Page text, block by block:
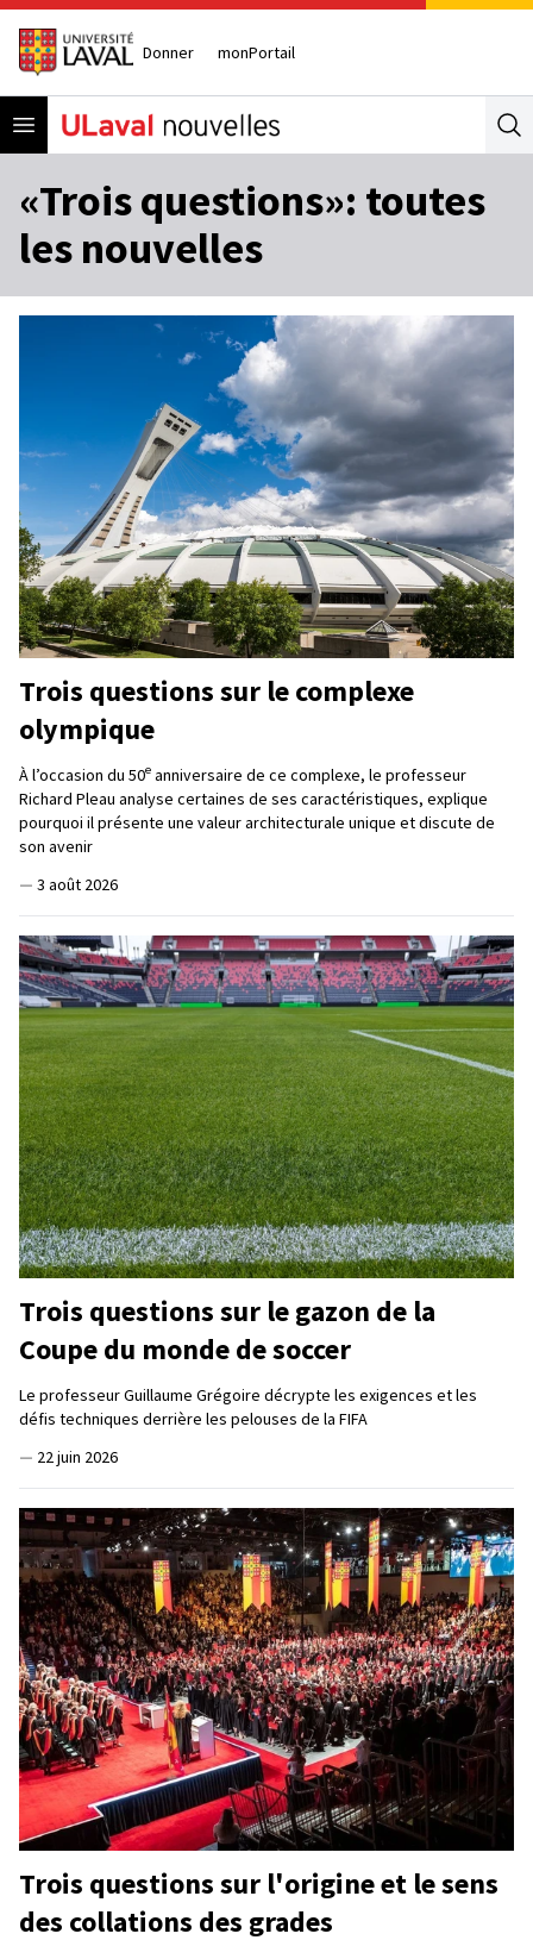
Donner monPortail
Open menu
«Trois questions»: toutes
les nouvelles
Trois questions sur le complexe
olympique
À l’occasion du 50e anniversaire de ce complexe, le professeur
Richard Pleau analyse certaines de ses caractéristiques, explique
pourquoi il présente une valeur architecturale unique et discute de
son avenir
— 3 août 2026
Trois questions sur le gazon de la
Coupe du monde de soccer
Le professeur Guillaume Grégoire décrypte les exigences et les
défis techniques derrière les pelouses de la FIFA
— 22 juin 2026
Trois questions sur l'origine et le sens
des collations des grades